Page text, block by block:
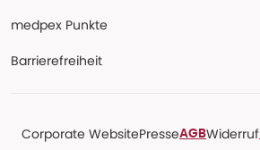
medpex Punkte
Barrierefreiheit
Corporate WebsitePresseAGBWiderruf